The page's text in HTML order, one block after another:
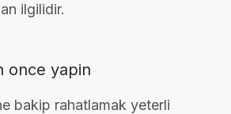
ilgilidir.
once yapin
bakip rahatlamak yeterli